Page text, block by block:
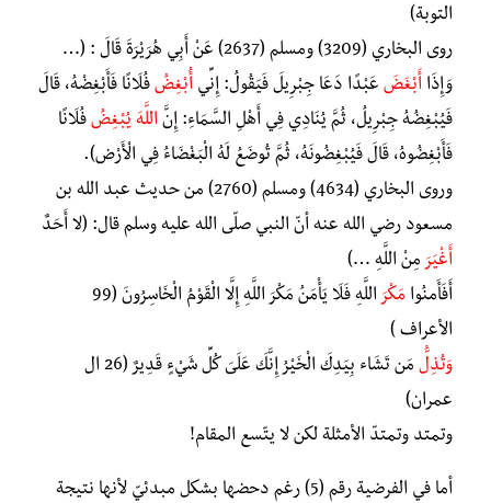
التوبة)
روى البخاري (3209) ومسلم (2637) عَنْ أَبِي هُرَيْرَةَ قَالَ : (…
وَإِذَا أَبْغَضَ عَبْدًا دَعَا جِبْرِيلَ فَيَقُولُ: إِنِّي أُبْغِضُ فُلَانًا فَأَبْغِضْهُ، قَالَ
فَيُبْغِضُهُ جِبْرِيلُ، ثُمَّ يُنَادِي فِي أَهْلِ السَّمَاءِ: إِنَّ اللَّهَ يُبْغِضُ فُلَانًا
فَأَبْغِضُوهُ، قَالَ فَيُبْغِضُونَهُ، ثُمَّ تُوضَعُ لَهُ الْبَغْضَاءُ فِي الْأَرْض).
وروى البخاري (4634) ومسلم (2760) من حديث عبد الله بن
مسعود رضي الله عنه أنّ النبي صلّى الله عليه وسلم قال: (لا أَحَدٌ
أَغْيَرَمِنْ اللَّهِ …)
أَفَأَمِنُوا مَكْرَ
اللَّهِ فَلَا يَأْمَنُ مَكْرَ اللَّهِ إِلَّا الْقَوْمُ الْخَاسِرُونَ (99
الأعراف )
وَتُذِلُّ
مَن تَشَاء بِيَدِكَ الْخَيْرُ إِنَّكَ عَلَىَ كُلِّ شَيْءٍ قَدِيرٌ (26 ال
عمران)
وتمتد وتمتدّ الأمثلة لكن لا يتّسع المقام!
أما في الفرضية رقم (5) رغم دحضها بشكل مبدئيّ لأنها نتيجة